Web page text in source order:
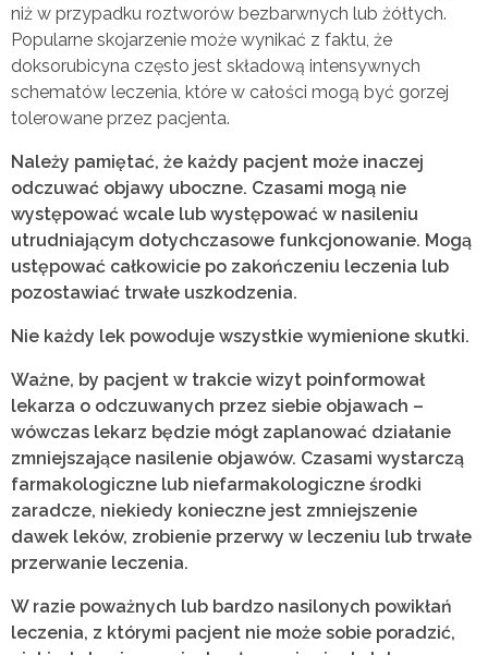
niż w przypadku roztworów bezbarwnych lub żółtych.
Popularne skojarzenie może wynikać z faktu, że
doksorubicyna często jest składową intensywnych
schematów leczenia, które w całości mogą być gorzej
tolerowane przez pacjenta.
Należy pamiętać, że każdy pacjent może inaczej
odczuwać objawy uboczne. Czasami mogą nie
występować wcale lub występować w nasileniu
utrudniającym dotychczasowe funkcjonowanie. Mogą
ustępować całkowicie po zakończeniu leczenia lub
pozostawiać trwałe uszkodzenia.
Nie każdy lek powoduje wszystkie wymienione skutki.
Ważne, by pacjent w trakcie wizyt poinformował
lekarza o odczuwanych przez siebie objawach –
wówczas lekarz będzie mógł zaplanować działanie
zmniejszające nasilenie objawów. Czasami wystarczą
farmakologiczne lub niefarmakologiczne środki
zaradcze, niekiedy konieczne jest zmniejszenie
dawek leków, zrobienie przerwy w leczeniu lub trwałe
przerwanie leczenia.
W razie poważnych lub bardzo nasilonych powikłań
leczenia, z którymi pacjent nie może sobie poradzić,